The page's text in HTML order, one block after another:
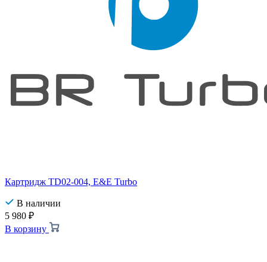
Картридж TD02-004, E&E Turbo
В наличии
5 980 ₽
В корзину